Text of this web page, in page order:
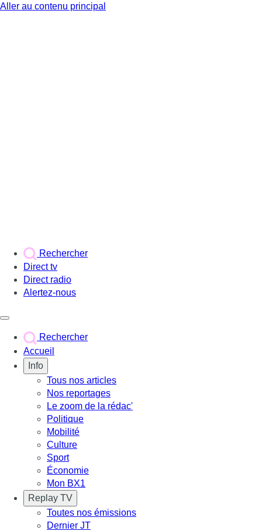
Aller au contenu principal
Rechercher
Direct tv
Direct radio
Alertez-nous
Rechercher
Accueil
Info
Tous nos articles
Nos reportages
Le zoom de la rédac'
Politique
Mobilité
Culture
Sport
Économie
Mon BX1
Replay TV
Toutes nos émissions
Dernier JT